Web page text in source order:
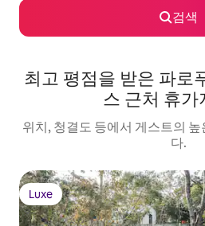
검색
최고 평점을 받은 파로
스 근처 휴가
위치, 청결도 등에서 게스트의
다.
Luxe
Luxe